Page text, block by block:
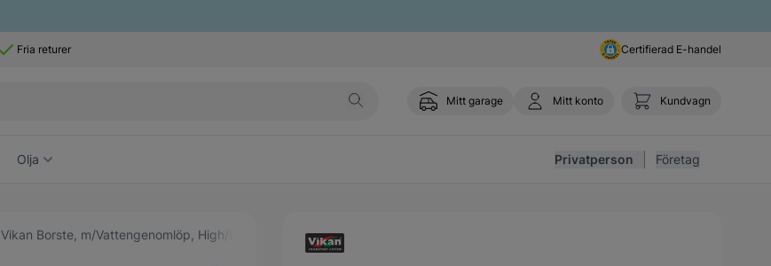
Fria returer Certifierad E-handel
Mitt garage Mitt konto Kundvagn
Olja Privatperson Företag
Vikan Borste, m/Vattengenomlöp, High/Low, 275 mm, Mjuk/Splittade, Svart Vikan